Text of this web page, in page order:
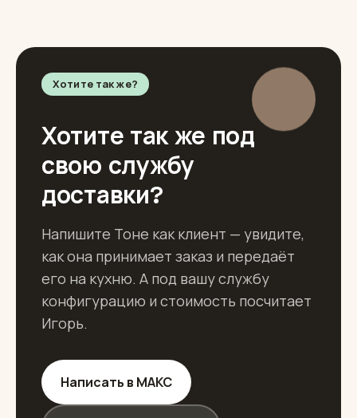
Хотите так же?
Хотите так же под
свою службу
доставки?
Напишите Тоне как клиент — увидите,
как она принимает заказ и передаёт
его на кухню. А под вашу службу
конфигурацию и стоимость посчитает
Игорь.
Написать в МАКС